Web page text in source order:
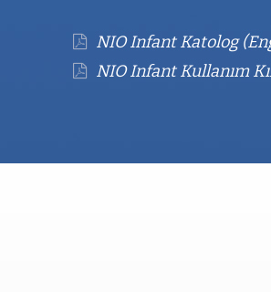
NIO Infant Katolog
NIO Infant Kullanım